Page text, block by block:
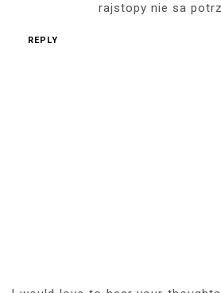
rajstopy nie sa
REPLY